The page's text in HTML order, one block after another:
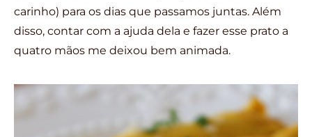
carinho) para os dias que passamos juntas. Além
disso, contar com a ajuda dela e fazer esse prato a
quatro mãos me deixou bem animada.